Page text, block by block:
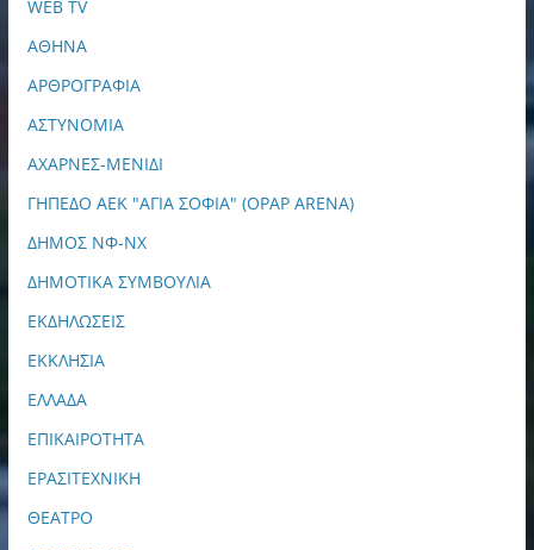
WEB TV
ΑΘΗΝΑ
ΑΡΘΡΟΓΡΑΦΙΑ
ΑΣΤΥΝΟΜΙΑ
ΑΧΑΡΝΕΣ-ΜΕΝΙΔΙ
ΓΗΠΕΔΟ ΑΕΚ "ΑΓΙΑ ΣΟΦΙΑ" (OPAP ARENA)
ΔΗΜΟΣ ΝΦ-ΝΧ
ΔΗΜΟΤΙΚΑ ΣΥΜΒΟΥΛΙΑ
ΕΚΔΗΛΩΣΕΙΣ
ΕΚΚΛΗΣΙΑ
ΕΛΛΑΔΑ
ΕΠΙΚΑΙΡΟΤΗΤΑ
ΕΡΑΣΙΤΕΧΝΙΚΗ
ΘΕΑΤΡΟ